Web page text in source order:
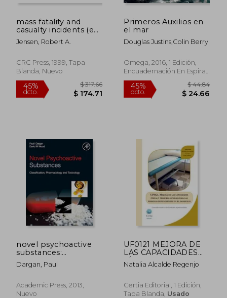
45% 45%
40%
dcto.
$ 138.31 45%
dcto.
mass fatality and
casualty incidents (en
Inglés)
Jensen, Robert A.
CRC Press, 1999, Tapa
Blanda, Nuevo
Primeros Auxilios en
el mar
Douglas Justins,Colin Berry
Omega, 2016, 1 Edición,
Encuadernación En Espiral,
Nuevo
novel psychoactive
substances:
classification,
pharmacology and
Dargan, Paul
Academic Press, 2013,
Nuevo
UF0121 MEJORA DE
LAS CAPACIDADES
FÍSICAS Y PRIMEROS
AUXILIOS PARA LAS
DEPENDIENTES EN
EL DOMICILIO
Natalia Alcalde Regenjo
Certia Editorial, 1 Edición,
Tapa Blanda, Usado